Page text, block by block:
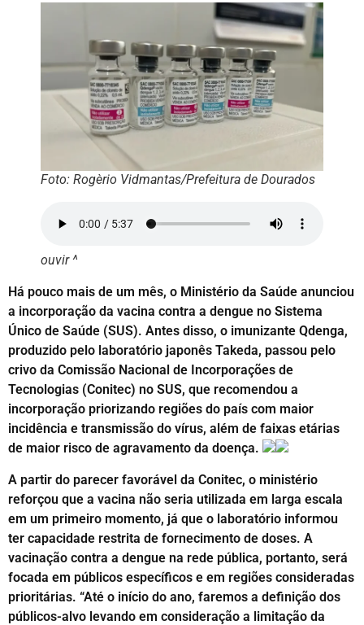
Foto: Rogèrio Vidmantas/Prefeitura de Dourados
ouvir ^
Há pouco mais de um mês, o Ministério da Saúde anunciou
a incorporação da vacina contra a dengue no Sistema
Único de Saúde (SUS). Antes disso, o imunizante Qdenga,
produzido pelo laboratório japonês Takeda, passou pelo
crivo da Comissão Nacional de Incorporações de
Tecnologias (Conitec) no SUS, que recomendou a
incorporação priorizando regiões do país com maior
incidência e transmissão do vírus, além de faixas etárias
de maior risco de agravamento da doença.
A partir do parecer favorável da Conitec, o ministério
reforçou que a vacina não seria utilizada em larga escala
em um primeiro momento, já que o laboratório informou
ter capacidade restrita de fornecimento de doses. A
vacinação contra a dengue na rede pública, portanto, será
focada em públicos específicos e em regiões consideradas
prioritárias. “Até o início do ano, faremos a definição dos
públicos-alvo levando em consideração a limitação da